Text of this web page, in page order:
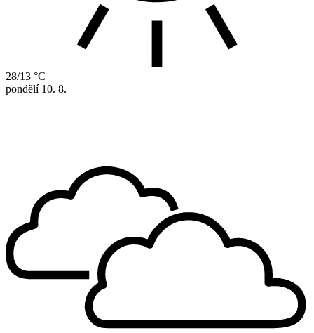
28/13 °C
pondělí 10. 8.